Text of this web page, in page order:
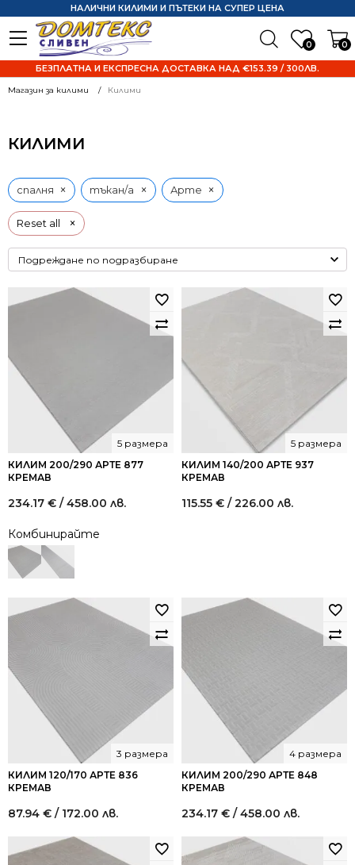
0 0
НАЛИЧНИ КИЛИМИ И ПЪТЕКИ НА СУПЕР ЦЕНА
БЕЗПЛАТНА И ЕКСПРЕСНА ДОСТАВКА НАД €153.39 / 300ЛВ.
Магазин за килими Килими
КИЛИМИ
Reset all ×
спалня × тъкан/а × Арте ×
КИЛИМ 200/290 АРТЕ 877
КРЕМАВ
5 размера
234.17 € / 458.00 лв.
Комбинирайте
КИЛИМ 140/200 АРТЕ 937
КРЕМАВ
5 размера
115.55 € / 226.00 лв.
КИЛИМ 120/170 АРТЕ 836
КРЕМАВ
3 размера
87.94 € / 172.00 лв.
КИЛИМ 200/290 АРТЕ 848
КРЕМАВ
4 размера
234.17 € / 458.00 лв.